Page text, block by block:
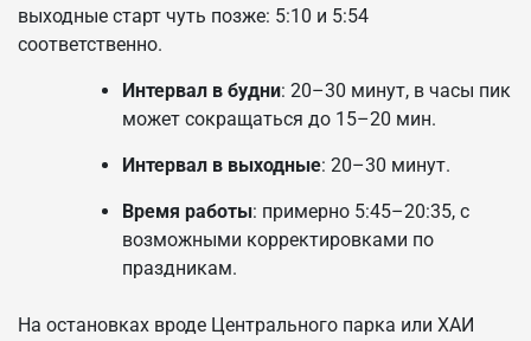
выходные старт чуть позже: 5:10 и 5:54
соответственно.
Интервал в будни: 20–30 минут, в часы пик
может сокращаться до 15–20 мин.
Интервал в выходные: 20–30 минут.
Время работы: примерно 5:45–20:35, с
возможными корректировками по
праздникам.
На остановках вроде Центрального парка или ХАИ